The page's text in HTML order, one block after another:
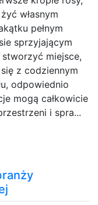
własnym
pełnym
sprzyjającym
miejsce,
z codziennym
odpowiednio
mogą całkowicie
i spra...